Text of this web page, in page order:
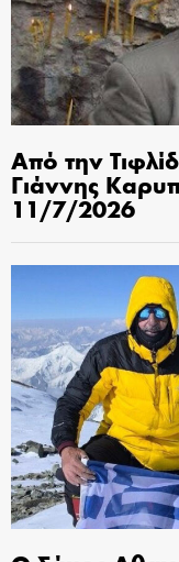
Από την
Γιάννης
11/7/2026